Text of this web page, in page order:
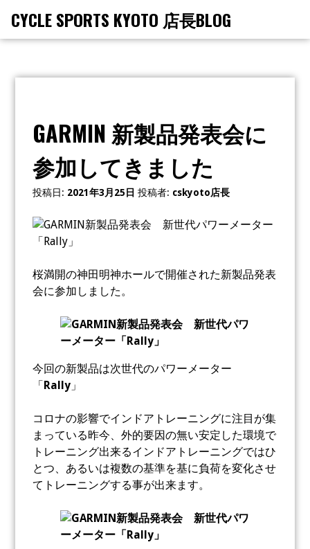
テ
CYCLE SPORTS KYOTO 店長BLOG
ュ
GARMIN 新製品発表会に
参加してきました
投稿日: 2021年3月25日 投稿者: cskyoto店長
桜満開の神田明神ホールで開催された新製品発表
会に参加しました。
今回の新製品は次世代のパワーメーター
「Rally」
コロナの影響でインドアトレーニングに注目が集
まっている昨今、外的要因の無い安定した環境で
トレーニング出来るインドアトレーニングではひ
とつ、あるいは複数の基準を基に負荷を変化させ
てトレーニングする事が出来ます。